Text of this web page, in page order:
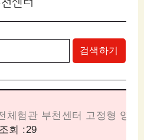
검색하기
체험관 부천센터 고정형 영
조회 :29